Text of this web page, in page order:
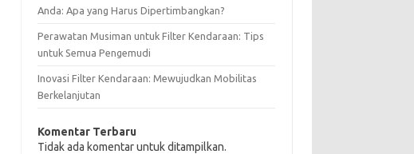
Anda: Apa yang Harus Dipertimbangkan?
Perawatan Musiman untuk Filter Kendaraan: Tips
untuk Semua Pengemudi
Inovasi Filter Kendaraan: Mewujudkan Mobilitas
Berkelanjutan
Komentar Terbaru
Tidak ada komentar untuk ditampilkan.